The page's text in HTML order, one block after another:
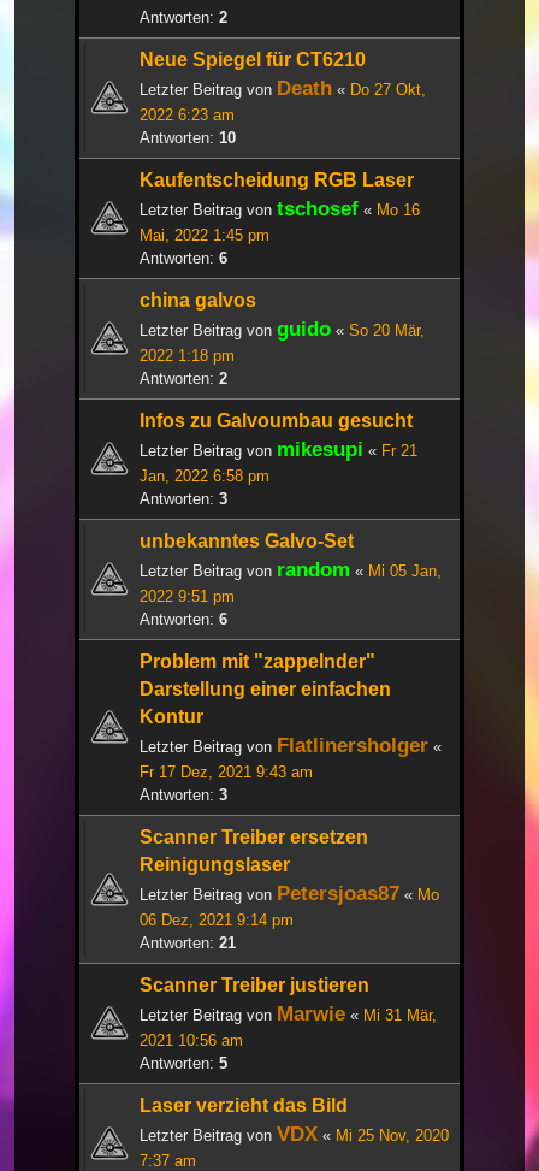
Antworten: 2
Neue Spiegel für CT6210
Letzter Beitrag von Death « Do 27 Okt,
2022 6:23 am
Antworten: 10
Kaufentscheidung RGB Laser
Letzter Beitrag von tschosef « Mo 16
Mai, 2022 1:45 pm
Antworten: 6
china galvos
Letzter Beitrag von guido « So 20 Mär,
2022 1:18 pm
Antworten: 2
Infos zu Galvoumbau gesucht
Letzter Beitrag von mikesupi « Fr 21
Jan, 2022 6:58 pm
Antworten: 3
unbekanntes Galvo-Set
Letzter Beitrag von random « Mi 05 Jan,
2022 9:51 pm
Antworten: 6
Problem mit "zappelnder"
Darstellung einer einfachen
Kontur
Letzter Beitrag von Flatlinersholger «
Fr 17 Dez, 2021 9:43 am
Antworten: 3
Scanner Treiber ersetzen
Reinigungslaser
Letzter Beitrag von Petersjoas87 « Mo
06 Dez, 2021 9:14 pm
Antworten: 21
Scanner Treiber justieren
Letzter Beitrag von Marwie « Mi 31 Mär,
2021 10:56 am
Antworten: 5
Laser verzieht das Bild
Letzter Beitrag von VDX « Mi 25 Nov, 2020
7:37 am